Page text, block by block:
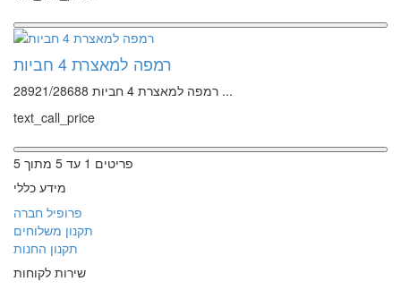
רמפה למאצרת 4 חביות
רמפה למאצרת 4 חביות 28921/28688 ...
text_call_price
פריטים 1 עד 5 מתוך 5
מידע כללי
פרופיל חברה
תקנון משלוחים
תקנון החנות
שירות לקוחות